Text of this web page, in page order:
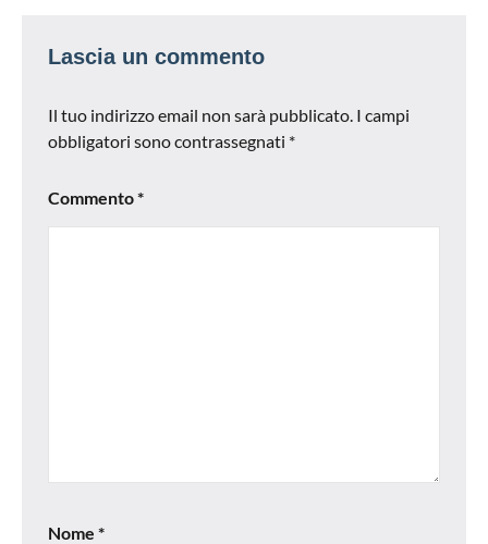
Lascia un commento
Il tuo indirizzo email non sarà pubblicato. I campi
obbligatori sono contrassegnati *
Commento*
Nome *